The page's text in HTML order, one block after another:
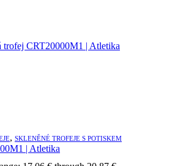
, SKLENĚNÉ TROFEJE S POTISKEM
| Atletika